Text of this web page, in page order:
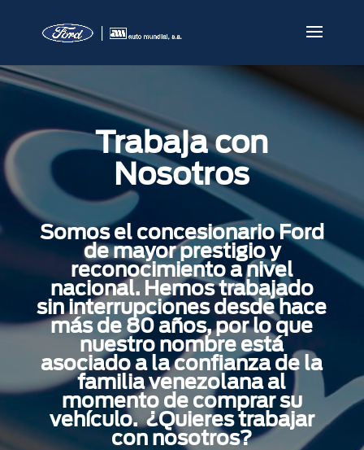
Trabaja con
Nosotros
Somos el concesionario Ford
de mayor prestigio y
reconocimiento a nivel
nacional. Hemos trabajado
sin interrupciones desde hace
más de 80 años, por lo que
nuestro nombre está
asociado a la confianza de la
familia venezolana al
momento de comprar su
vehículo. ¿Quieres trabajar
con nosotros?